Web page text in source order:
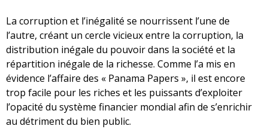
La corruption et l’inégalité se nourrissent l’une de
l’autre, créant un cercle vicieux entre la corruption, la
distribution inégale du pouvoir dans la société et la
répartition inégale de la richesse. Comme l’a mis en
évidence l’affaire des « Panama Papers », il est encore
trop facile pour les riches et les puissants d’exploiter
l’opacité du système financier mondial afin de s’enrichir
au détriment du bien public.